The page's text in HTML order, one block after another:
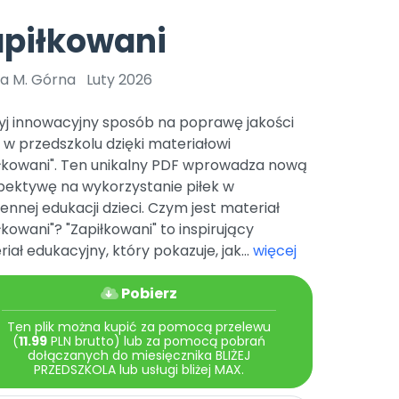
Archiwalne numery
Pomoc
Nowości
Polecamy
Promocje
czerwca 2024 r. uzyskała
r. Nr decyzji:
Online.
Bliżej Pieska
Pomoc zwierzętom
Książka (dla) Przedszkolaka
TikTok
Zobacz nas na TikToku
YouTube
Filmy edukacyjne
M. Górna Luty 2026
innowacyjny sposób na poprawę jakości
w przedszkolu dzięki materiałowi
Ten unikalny PDF wprowadza nową
na wykorzystanie piłek w
edukacji dzieci. Czym jest materiał
"Zapiłkowani" to inspirujący
edukacyjny, który pokazuje, jak... więcej
Pobierz
Ten plik można kupić za pomocą przelewu
(11.99 PLN brutto) lub za pomocą pobrań
dołączanych do miesięcznika BLIŻEJ
PRZEDSZKOLA lub usługi bliżej MAX.